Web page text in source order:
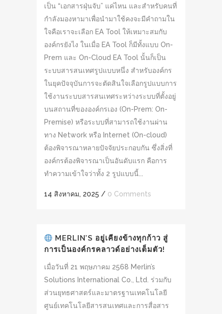
เป็น “เอกสารฝุ่นจับ” แค่ไหน และสำหรับคนที่
กำลังมองหามาเพื่อนำมาใช้คงจะมีคำถามใน
ใจคือเราจะเลือก EA Tool ให้เหมาะสมกับ
องค์กรยังไง ในเมื่อ EA Tool ก็มีทั้งแบบ On-
Prem และ On-Cloud EA Tool นั้นก็เป็น
ระบบสารสนเทศรูปแบบหนึ่ง สำหรับองค์กร
ในยุคปัจจุบันการจะตัดสินใจเลือกรูปแบบการ
ใช้งานระบบสารสนเทศระหว่างระบบที่ตั้งอยู่
บนสถานที่ขององค์กรเอง (On-Prem: On-
Premise) หรือระบบที่สามารถใช้งานผ่าน
ทาง Network หรือ Internet (On-cloud)
ต้องพิจารณาหลายปัจจัยประกอบกัน ซึ่งสิ่งที่
องค์กรต้องพิจารณาเป็นอันดับแรก คือการ
ทำความเข้าใจว่าทั้ง 2 รูปแบบนี้...
14 สิงหาคม, 2025 / 0 Comments
MERLIN’S อยู่เคียงข้างทุกก้าว สู่
การเป็นองค์กรคลาวด์อย่างเต็มตัว!
เมื่อวันที่ 21 พฤษภาคม 2568 Merlin’s
Solutions International Co., Ltd. ร่วมกับ
ส่วนยุทธศาสตร์และมาตรฐานเทคโนโลยี
ศูนย์เทคโนโลยีสารสนเทศและการสื่อสาร